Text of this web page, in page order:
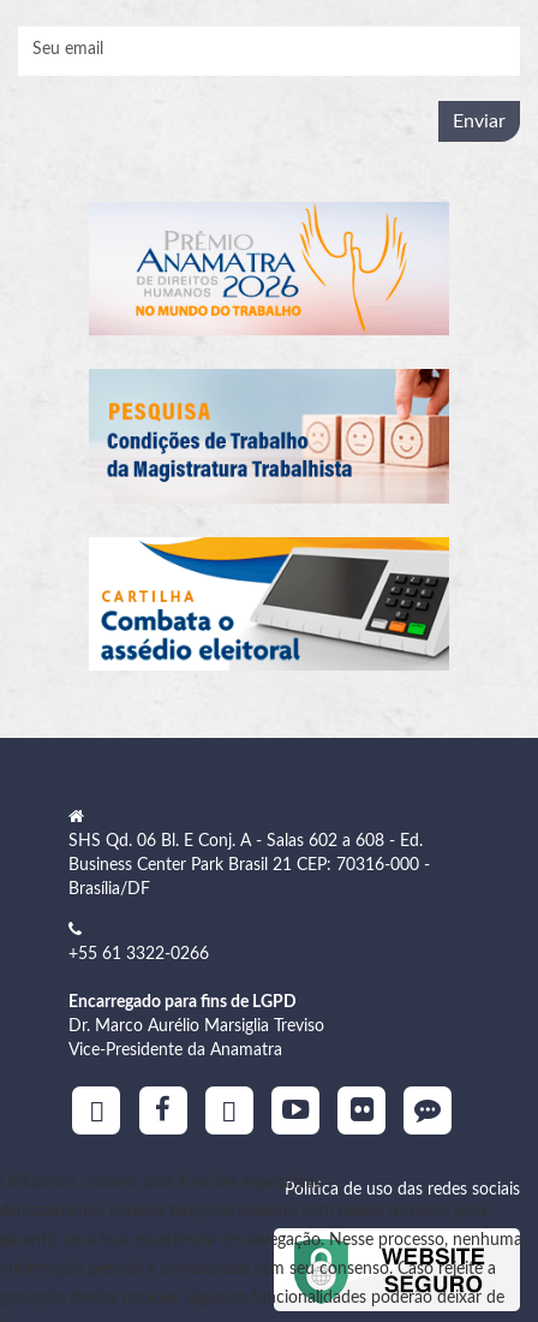
SHS Qd. 06 Bl. E Conj. A - Salas 602 a 608 - Ed.
Business Center Park Brasil 21 CEP: 70316-000 -
Brasília/DF
+55 61 3322-0266
Encarregado para fins de LGPD
Dr. Marco Aurélio Marsiglia Treviso
Vice-Presidente da Anamatra
Política de uso das redes sociais
Utilizamos cookies para funções específicas
Armazenamos cookies temporariamente com dados técnicos para
garantir uma boa experiência de navegação. Nesse processo, nenhuma
informação pessoal é armazenada sem seu consenso. Caso rejeite a
gravação destes cookies, algumas funcionalidades poderão deixar de